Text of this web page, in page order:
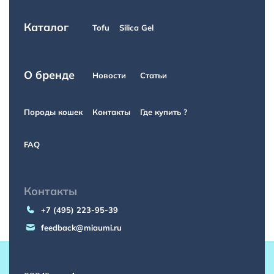
Каталог Tofu Silica Gel
О бренде Новости Статьи
Породы кошек Контакты Где купить ?
FAQ
Контакты
+7 (495) 223-95-39
feedback@miaumi.ru